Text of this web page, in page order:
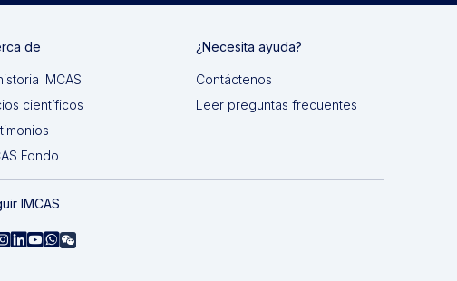
de
IMCAS
científicos
Fondo
¿Necesita ayuda?
Contáctenos
Leer preguntas frecuentes
IMCAS